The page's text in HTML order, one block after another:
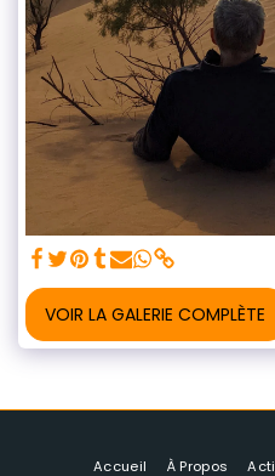
VOIR LA GALERIE COMPLÈTE
Accueil À Propos